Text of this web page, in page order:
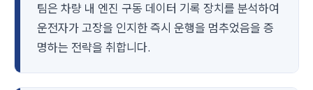
팀은 차량 내 엔진 구동 데이터 기록 장치를 분석하여
운전자가 고장을 인지한 즉시 운행을 멈추었음을 증
명하는 전략을 취합니다.